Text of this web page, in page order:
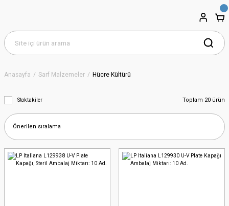
Anasayfa Sarf Malzemeler Hücre Kültürü
Stoktakiler Toplam 20 ürün